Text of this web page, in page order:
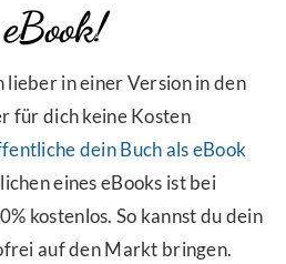
lieber in einer Version in den
für dich keine Kosten
dein Buch als eBook
eines eBooks ist bei
kostenlos. So kannst du dein
auf den Markt bringen.